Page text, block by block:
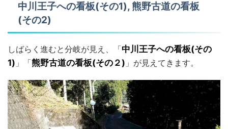
中川王子への看板(その1), 熊野古道の看板
(その2)
しばらく進むと分岐が見え、「中川王子への看板(その
1) 」「熊野古道の看板(その２) 」が見えてきます。